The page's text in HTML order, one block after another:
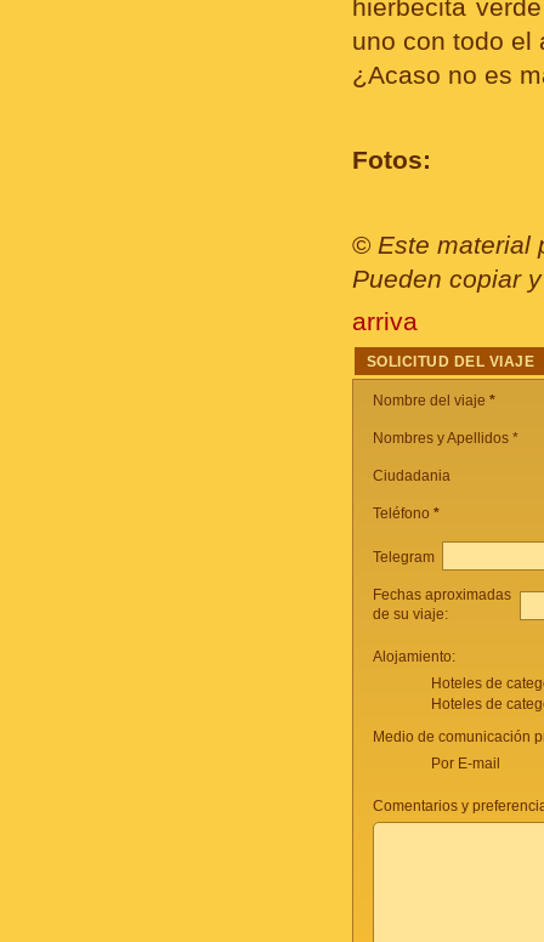
hierbecita
uno con todo el
¿Acaso no es
Fotos:
© Este material
Pueden copiar
arriva
SOLICITUD DEL VIAJE
Nombre del viaje *
Nombres y Apellidos *
Ciudadania
Teléfono *
Telegram
Fechas aproximadas
de su viaje:
Alojamiento:
Hoteles de
Hoteles de
Medio de comunicación
Por E-mail
Comentarios y